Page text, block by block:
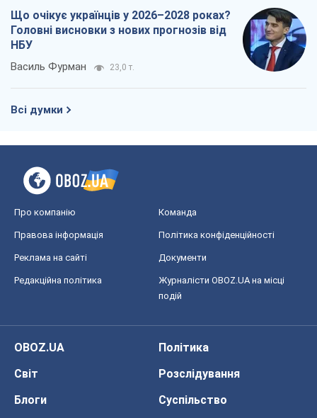
Що очікує українців у 2026–2028 роках?
Головні висновки з нових прогнозів від
НБУ
Василь Фурман 23,0 т.
Всі думки
Про компанію Команда
Правова інформація Політика конфіденційності
Реклама на сайті Документи
Редакційна політика
Журналісти OBOZ.UA на місці
подій
OBOZ.UA
Політика
Світ
Розслідування
Блоги
Суспільство